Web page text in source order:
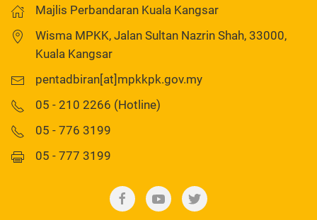
Majlis Perbandaran Kuala Kangsar
Wisma MPKK, Jalan Sultan Nazrin Shah, 33000,
Kuala Kangsar
pentadbiran[at]mpkkpk.gov.my
05 - 210 2266 (Hotline)
05 - 776 3199
05 - 777 3199